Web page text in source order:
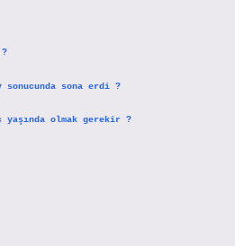
sonucunda sona erdi ?
yaşında olmak gerekir ?